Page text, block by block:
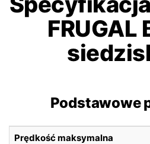
FRUGAL
Podstawowe
Prędkość maksymalna